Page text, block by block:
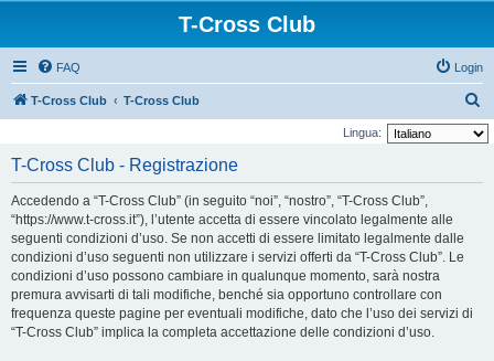
T-Cross Club
FAQ Login
T-Cross Club T-Cross Club
e
Lingua:
T-Cross Club - Registrazione
Accedendo a “T-Cross Club” (in seguito “noi”, “nostro”, “T-Cross Club”,
“https://www.t-cross.it”), l’utente accetta di essere vincolato legalmente alle
seguenti condizioni d’uso. Se non accetti di essere limitato legalmente dalle
condizioni d’uso seguenti non utilizzare i servizi offerti da “T-Cross Club”. Le
condizioni d’uso possono cambiare in qualunque momento, sarà nostra
premura avvisarti di tali modifiche, benché sia opportuno controllare con
frequenza queste pagine per eventuali modifiche, dato che l’uso dei servizi di
“T-Cross Club” implica la completa accettazione delle condizioni d’uso.